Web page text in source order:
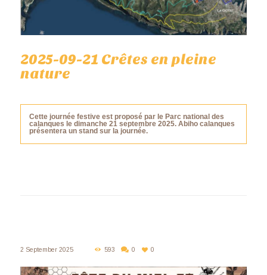
2025-09-21 Crêtes en pleine
nature
Cette journée festive est proposé par le Parc national des
calanques le dimanche 21 septembre 2025. Abiho calanques
présentera un stand sur la journée.
2 September 2025 593 0 0